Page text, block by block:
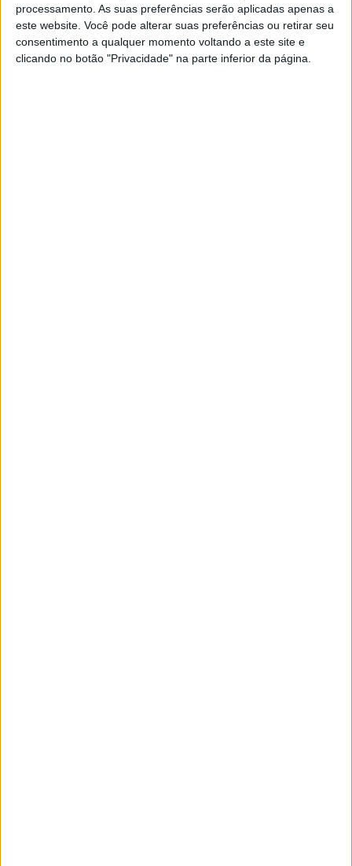
processamento. As suas preferências serão aplicadas apenas a
este website. Você pode alterar suas preferências ou retirar seu
consentimento a qualquer momento voltando a este site e
clicando no botão "Privacidade" na parte inferior da página.
Lettenbichler completou com sucesso a
segunda volta, antes de uma paragem nas
boxes, para depois enfrentar a terceira, e mais
difícil, volta da corrida. No entanto, uma